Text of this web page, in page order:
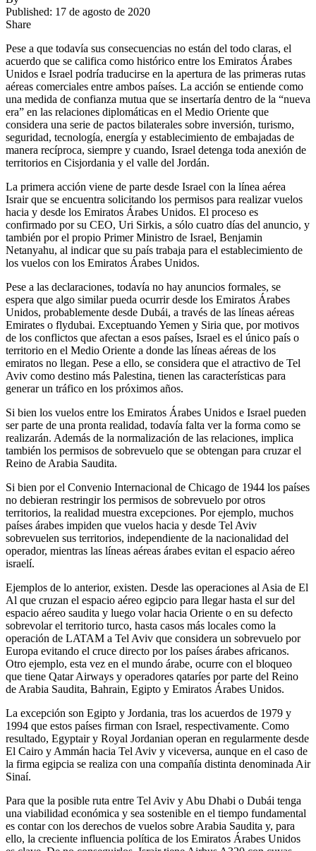
Published: 17 de agosto de 2020
Share
Pese a que todavía sus consecuencias no están del todo claras, el
acuerdo que se califica como histórico entre los Emiratos Árabes
Unidos e Israel podría traducirse en la apertura de las primeras rutas
aéreas comerciales entre ambos países. La acción se entiende como
una medida de confianza mutua que se insertaría dentro de la “nueva
era” en las relaciones diplomáticas en el Medio Oriente que
considera una serie de pactos bilaterales sobre inversión, turismo,
seguridad, tecnología, energía y establecimiento de embajadas de
manera recíproca, siempre y cuando, Israel detenga toda anexión de
territorios en Cisjordania y el valle del Jordán.
La primera acción viene de parte desde Israel con la línea aérea
Israir que se encuentra solicitando los permisos para realizar vuelos
hacia y desde los Emiratos Árabes Unidos. El proceso es
confirmado por su CEO, Uri Sirkis, a sólo cuatro días del anuncio, y
también por el propio Primer Ministro de Israel, Benjamin
Netanyahu, al indicar que su país trabaja para el establecimiento de
los vuelos con los Emiratos Árabes Unidos.
Pese a las declaraciones, todavía no hay anuncios formales, se
espera que algo similar pueda ocurrir desde los Emiratos Árabes
Unidos, probablemente desde Dubái, a través de las líneas aéreas
Emirates o flydubai. Exceptuando Yemen y Siria que, por motivos
de los conflictos que afectan a esos países, Israel es el único país o
territorio en el Medio Oriente a donde las líneas aéreas de los
emiratos no llegan. Pese a ello, se considera que el atractivo de Tel
Aviv como destino más Palestina, tienen las características para
generar un tráfico en los próximos años.
Si bien los vuelos entre los Emiratos Árabes Unidos e Israel pueden
ser parte de una pronta realidad, todavía falta ver la forma como se
realizarán. Además de la normalización de las relaciones, implica
también los permisos de sobrevuelo que se obtengan para cruzar el
Reino de Arabia Saudita.
Si bien por el Convenio Internacional de Chicago de 1944 los países
no debieran restringir los permisos de sobrevuelo por otros
territorios, la realidad muestra excepciones. Por ejemplo, muchos
países árabes impiden que vuelos hacia y desde Tel Aviv
sobrevuelen sus territorios, independiente de la nacionalidad del
operador, mientras las líneas aéreas árabes evitan el espacio aéreo
israelí.
Ejemplos de lo anterior, existen. Desde las operaciones al Asia de El
Al que cruzan el espacio aéreo egipcio para llegar hasta el sur del
espacio aéreo saudita y luego volar hacia Oriente o en su defecto
sobrevolar el territorio turco, hasta casos más locales como la
operación de LATAM a Tel Aviv que considera un sobrevuelo por
Europa evitando el cruce directo por los países árabes africanos.
Otro ejemplo, esta vez en el mundo árabe, ocurre con el bloqueo
que tiene Qatar Airways y operadores qataríes por parte del Reino
de Arabia Saudita, Bahrain, Egipto y Emiratos Árabes Unidos.
La excepción son Egipto y Jordania, tras los acuerdos de 1979 y
1994 que estos países firman con Israel, respectivamente. Como
resultado, Egyptair y Royal Jordanian operan en regularmente desde
El Cairo y Ammán hacia Tel Aviv y viceversa, aunque en el caso de
la firma egipcia se realiza con una compañía distinta denominada Air
Sinaí.
Para que la posible ruta entre Tel Aviv y Abu Dhabi o Dubái tenga
una viabilidad económica y sea sostenible en el tiempo fundamental
es contar con los derechos de vuelos sobre Arabia Saudita y, para
ello, la creciente influencia política de los Emiratos Árabes Unidos